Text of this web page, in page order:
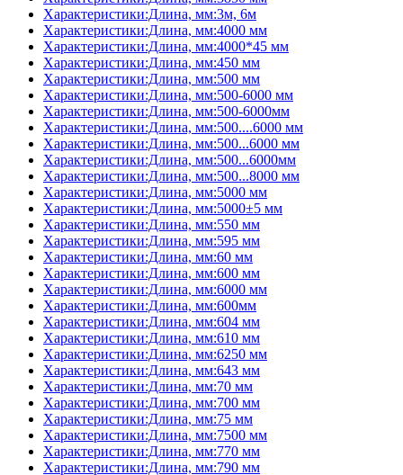
Характеристики:Длина, мм:3м, 6м
Характеристики:Длина, мм:4000 мм
Характеристики:Длина, мм:4000*45 мм
Характеристики:Длина, мм:450 мм
Характеристики:Длина, мм:500 мм
Характеристики:Длина, мм:500-6000 мм
Характеристики:Длина, мм:500-6000мм
Характеристики:Длина, мм:500....6000 мм
Характеристики:Длина, мм:500...6000 мм
Характеристики:Длина, мм:500...6000мм
Характеристики:Длина, мм:500...8000 мм
Характеристики:Длина, мм:5000 мм
Характеристики:Длина, мм:5000±5 мм
Характеристики:Длина, мм:550 мм
Характеристики:Длина, мм:595 мм
Характеристики:Длина, мм:60 мм
Характеристики:Длина, мм:600 мм
Характеристики:Длина, мм:6000 мм
Характеристики:Длина, мм:600мм
Характеристики:Длина, мм:604 мм
Характеристики:Длина, мм:610 мм
Характеристики:Длина, мм:6250 мм
Характеристики:Длина, мм:643 мм
Характеристики:Длина, мм:70 мм
Характеристики:Длина, мм:700 мм
Характеристики:Длина, мм:75 мм
Характеристики:Длина, мм:7500 мм
Характеристики:Длина, мм:770 мм
Характеристики:Длина, мм:790 мм